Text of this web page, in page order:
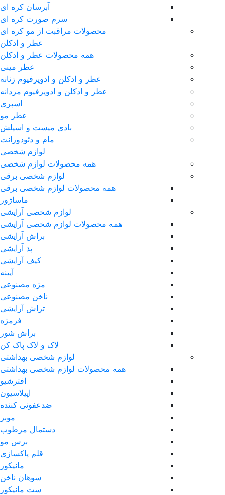
آبرسان کره ای
سرم صورت کره ای
محصولات مراقبت از مو کره ای
عطر و ادکلن
همه محصولات عطر و ادکلن
عطر مینی
عطر و ادکلن و ادوپرفیوم زنانه
عطر و ادکلن و ادوپرفیوم مردانه
اسپری
عطر مو
بادی میست و اسپلش
مام و دئودورانت
لوازم شخصی
همه محصولات لوازم شخصی
لوازم شخصی برقی
همه محصولات لوازم شخصی برقی
ماساژور
لوازم شخصی آرایشی
همه محصولات لوازم شخصی آرایشی
براش آرایشی
پد آرایشی
کیف آرایشی
آیینه
مژه مصنوعی
ناخن مصنوعی
تراش آرایشی
فرمژه
براش شور
لاک و لاک پاک کن
لوازم شخصی بهداشتی
همه محصولات لوازم شخصی بهداشتی
افترشیو
اپیلاسیون
ضدعفونی کننده
موبر
دستمال مرطوب
برس مو
قلم پاکسازی
مانیکور
سوهان ناخن
ست مانیکور